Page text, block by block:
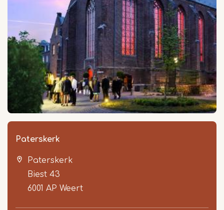
Paterskerk
Paterskerk
Biest 43
6001 AP Weert